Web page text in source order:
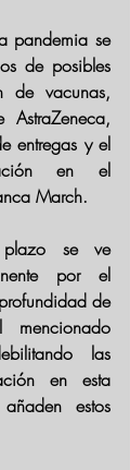
pandemia se
de posibles
de vacunas,
entregas y el
en el
March.
se ve
por el
de
las
en esta
estos